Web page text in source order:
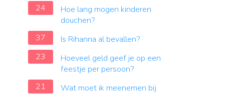
24
Hoe lang mogen kinderen
douchen?
37
Is Rihanna al bevallen?
23
Hoeveel geld geef je op een
feestje per persoon?
21
Wat moet ik meenemen bij